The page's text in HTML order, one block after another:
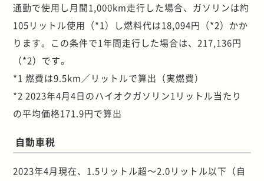
通勤で使用し月間1,000km走行した場合、ガソリンは約
105リットル使用（*1）し燃料代は18,094円（*2）かか
ります。この条件で1年間走行した場合は、217,136円
（*2）です。
*1 燃費は9.5km／リットルで算出（実燃費）
*2 2023年4月4日のハイオクガソリン1リットル当たり
の平均価格171.9円で算出
自動車税
2023年4月現在、1.5リットル超～2.0リットル以下（自